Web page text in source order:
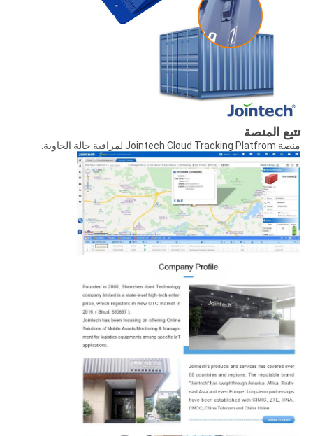
تتبع المنصة
منصة Jointech Cloud Tracking Platfrom لمراقبة حالة الحاوية.